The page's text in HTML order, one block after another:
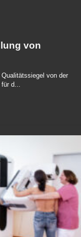
von
von der
für d...